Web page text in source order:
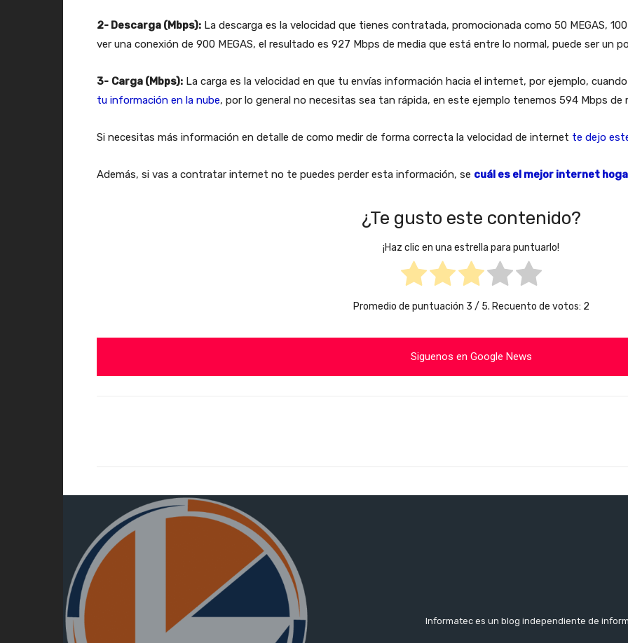
2- Descarga (Mbps): La descarga es la velocidad que tienes contratada, promocionada como 50 MEGAS,
ver una conexión de 900 MEGAS, el resultado es 927 Mbps de media que está entre lo normal, puede ser un
3- Carga (Mbps): La carga es la velocidad en que tu envías información hacia el internet, por ejemplo,
tu información en la nube, por lo general no necesitas sea tan rápida, en este ejemplo tenemos 594 Mbps de
Si necesitas más información en detalle de como medir de forma correcta la velocidad de internet te dejo
Además, si vas a contratar internet no te puedes perder esta información, se cuál es el mejor internet
¿Te gusto este contenido?
¡Haz clic en una estrella para puntuarlo!
Promedio de puntuación 3 / 5. Recuento de votos: 2
Siguenos en Google News
Informatec es un blog independiente de